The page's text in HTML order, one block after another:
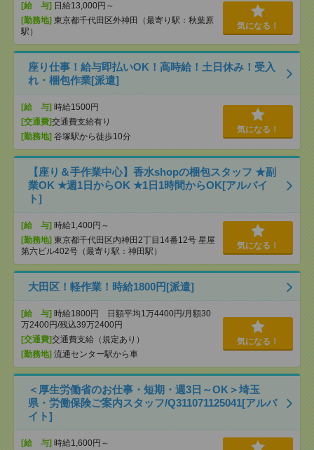
[給 与] 日給13,000円～
[勤務地] 東京都千代田区外神田（最寄り駅：秋葉原
駅）
気になる！
座り仕事！給与即払いOK！高時給！土日休み！受入
れ・梱包作業[派遣]
[給 与] 時給1500円
[交通費]交通費支給有り
[勤務地] 谷塚駅から徒歩10分
気になる！
【座り＆手作業中心】香水shopの梱包スタッフ ★副
業OK ★週1日からOK ★1日1時間からOK[アルバイ
ト]
[給 与] 時給1,400円～
[勤務地] 東京都千代田区内神田2丁目14番12号 星屋
第六ビル402号（最寄り駅：神田駅）
気になる！
大田区！軽作業！時給1800円[派遣]
[給 与] 時給1800円 日額平均1万4400円/月額30
万2400円/残込39万2400円
[交通費]交通費支給（規定あり）
[勤務地] 流通センター駅から車
気になる！
＜厚生労働省のお仕事・短期・週3日～OK＞埼玉
県・労働保険ご案内スタッフ/Q311071125041[アルバ
イト]
[給 与] 時給1,600円～